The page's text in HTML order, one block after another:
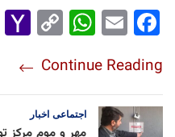
Fac
ok
Em
Wh
Ap
p
Co
Lin
k
l
Continue Reading
اجتماعی اخبار
مهر و موم مرکز